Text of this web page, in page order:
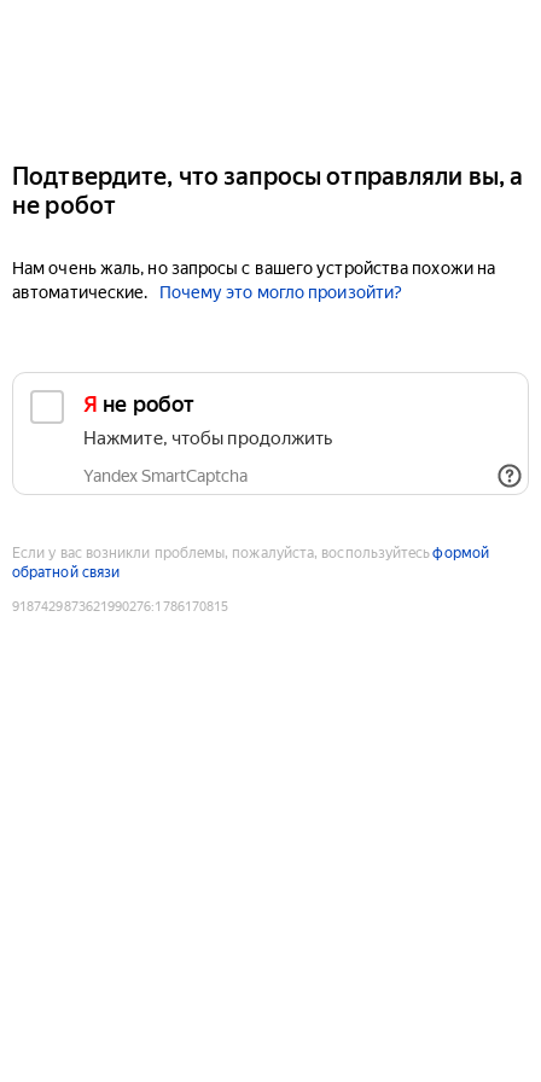
Подтвердите, что запросы отправляли вы, а
не робот
Нам очень жаль, но запросы с вашего устройства похожи на
автоматические.
Почему это могло произойти?
Я не робот
Нажмите, чтобы продолжить
Yandex SmartCaptcha
Если у вас возникли проблемы, пожалуйста, воспользуйтесьформой
обратной связи
9187429873621990276:1786170815